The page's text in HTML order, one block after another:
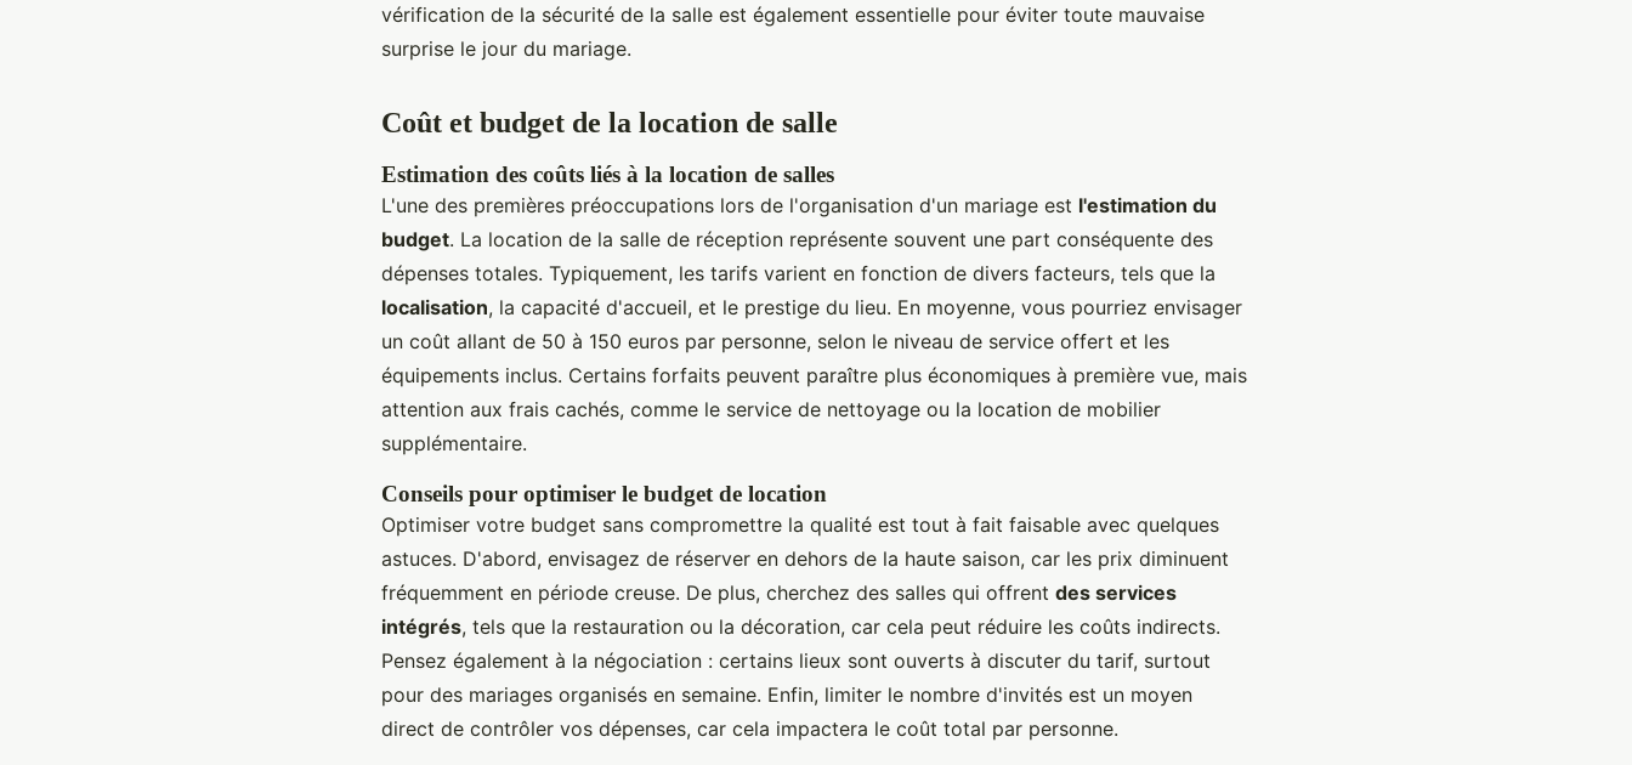
vérification de la sécurité de la salle est également essentielle pour éviter toute mauvaise
surprise le jour du mariage.
Coût et budget de la location de salle
Estimation des coûts liés à la location de salles
L'une des premières préoccupations lors de l'organisation d'un mariage est l'estimation du
budget. La location de la salle de réception représente souvent une part conséquente des
dépenses totales. Typiquement, les tarifs varient en fonction de divers facteurs, tels que la
localisation, la capacité d'accueil, et le prestige du lieu. En moyenne, vous pourriez envisager
un coût allant de 50 à 150 euros par personne, selon le niveau de service offert et les
équipements inclus. Certains forfaits peuvent paraître plus économiques à première vue, mais
attention aux frais cachés, comme le service de nettoyage ou la location de mobilier
supplémentaire.
Conseils pour optimiser le budget de location
Optimiser votre budget sans compromettre la qualité est tout à fait faisable avec quelques
astuces. D'abord, envisagez de réserver en dehors de la haute saison, car les prix diminuent
fréquemment en période creuse. De plus, cherchez des salles qui offrent des services
intégrés, tels que la restauration ou la décoration, car cela peut réduire les coûts indirects.
Pensez également à la négociation : certains lieux sont ouverts à discuter du tarif, surtout
pour des mariages organisés en semaine. Enfin, limiter le nombre d'invités est un moyen
direct de contrôler vos dépenses, car cela impactera le coût total par personne.